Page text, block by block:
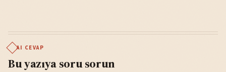
AI CEVAP
Bu yazıya soru sorun